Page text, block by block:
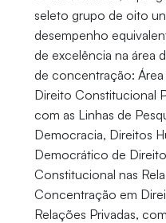
seleto grupo de oito
desempenho
de excelência na área
de concentração:
Direito Constitucional
com as Linhas de
Democracia, Direitos
Democrático de
Constitucional nas
Concentração em
Relações Privadas,